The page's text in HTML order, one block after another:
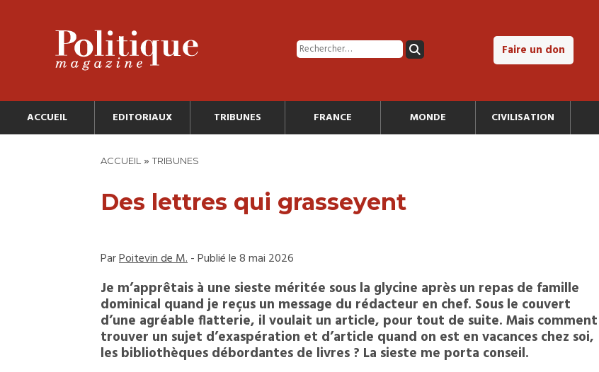
Faire un don
ACCUEIL EDITORIAUX TRIBUNES FRANCE MONDE CIVILISATION
ACCUEIL »TRIBUNES
Des lettres qui grasseyent
ParPoitevin de M.- Publié le 8 mai 2026
Je m’apprêtais à une sieste méritée sous la glycine après un repas de famille
dominical quand je reçus un message du rédacteur en chef. Sous le couvert
d’une agréable flatterie, il voulait un article, pour tout de suite. Mais comment
trouver un sujet d’exaspération et d’article quand on est en vacances chez soi,
les bibliothèques débordantes de livres ? La sieste me porta conseil.